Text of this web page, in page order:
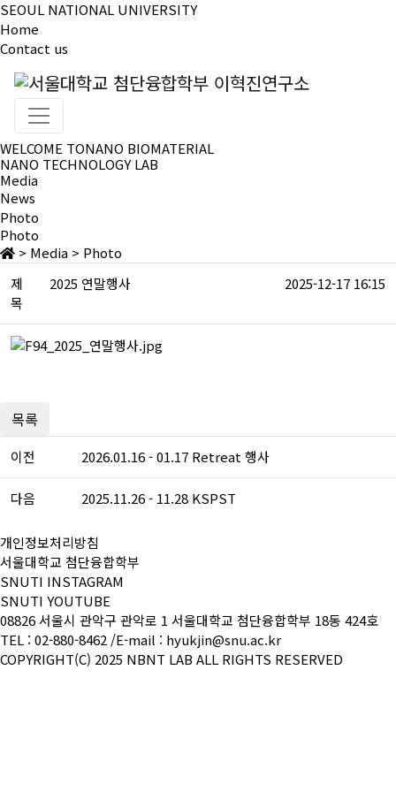
SEOUL NATIONAL UNIVERSITY
Home
Contact us
WELCOME TONANO BIOMATERIAL
NANO TECHNOLOGY LAB
Media
News
Photo
Photo
> Media > Photo
제
목
2025 연말행사 2025-12-17 16:15
목록
이전 2026.01.16 - 01.17 Retreat 행사
다음 2025.11.26 - 11.28 KSPST
개인정보처리방침
서울대학교 첨단융합학부
SNUTI INSTAGRAM
SNUTI YOUTUBE
08826 서울시 관악구 관악로 1 서울대학교 첨단융합학부 18동 424호
TEL : 02-880-8462 /E-mail : hyukjin@snu.ac.kr
COPYRIGHT(C) 2025 NBNT LAB ALL RIGHTS RESERVED